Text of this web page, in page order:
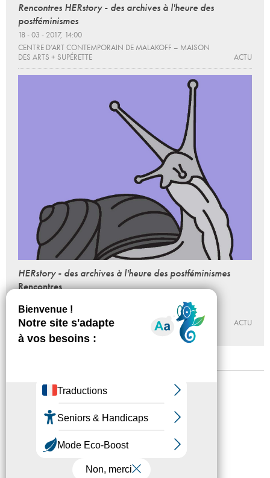
Rencontres HERstory - des archives à l'heure des
postféminismes
18 - 03 - 2017, 14:00
CENTRE D’ART CONTEMPORAIN DE MALAKOFF – MAISON
DES ARTS + SUPÉRETTE
ACTU
HERstory - des archives à l'heure des postféminismes
Rencontres
CENTRE D’ART CONTEMPORAIN DE MALAKOFF – MAISON
DES ARTS + SUPÉRETTE
ACTU
Accessibilité
Presse